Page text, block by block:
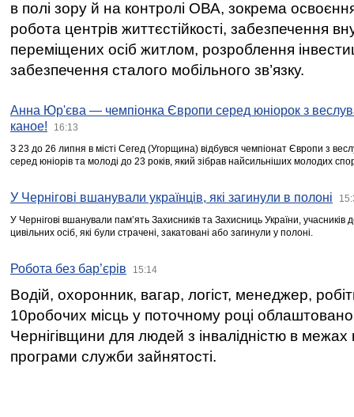
в полі зору й на контролі ОВА, зокрема освоєння
робота центрів життєстійкості, забезпечення
переміщених осіб житлом, розроблення
забезпечення сталого мобільного зв’язку.
Анна Юр'єва — чемпіонка Європи серед юніорок з
каное!
16:13
З 23 до 26 липня в місті Сегед (Угорщина) відбувся чемпіонат Європи з
серед юніорів та молоді до 23 років, який зібрав найсильніших молодих
У Чернігові вшанували українців, які загинули в полоні
У Чернігові вшанували пам’ять Захисників та Захисниць України,
цивільних осіб, які були страчені, закатовані або загинули у полоні.
Робота без бар’єрів 15:14
Водій, охоронник, вагар, логіст, менеджер,
10робочих місць у поточному році
Чернігівщини для людей з інвалідністю в межах
програми служби зайнятості.